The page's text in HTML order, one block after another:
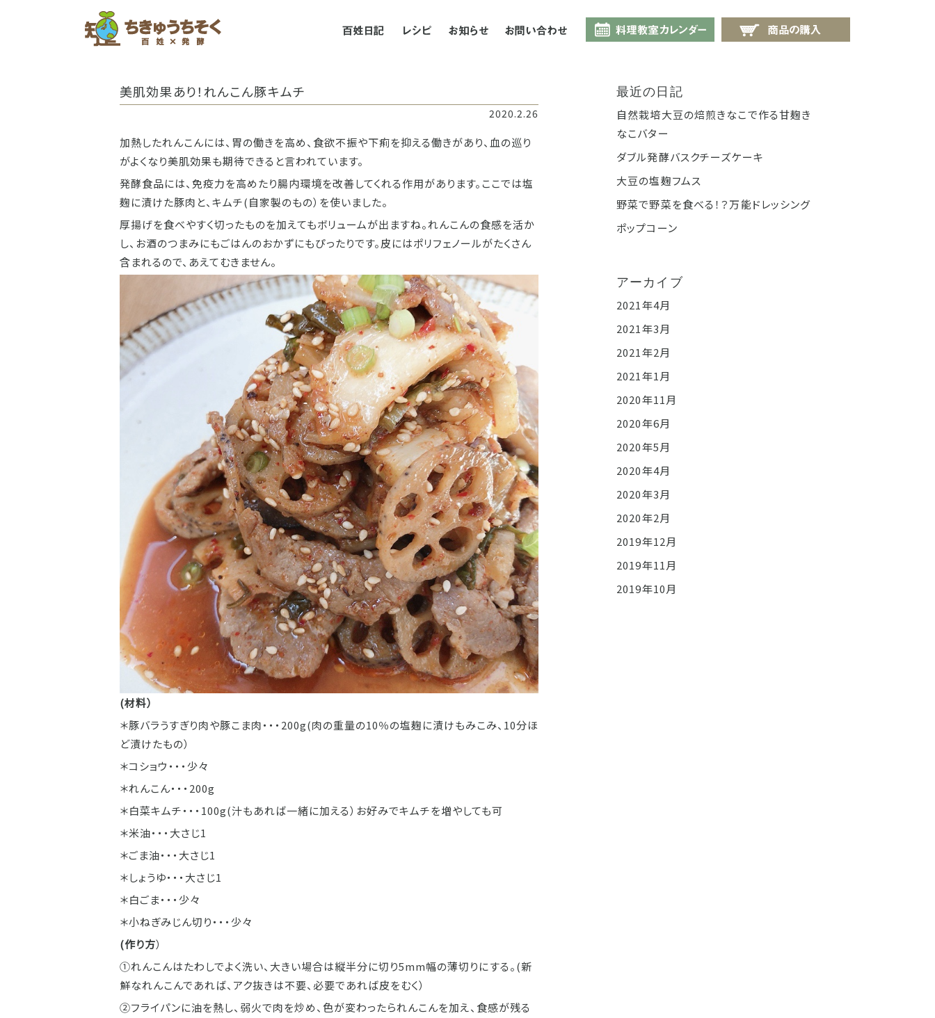
料理教室カレンダー
お問合せ
お知らせ
レシピ
百姓日記
美肌効果あり！れんこん豚キムチ
2020.2.26
加熱したれんこんには、胃の働きを高め、食欲不振や下痢を抑える働きがあり、血の巡り
がよくなり美肌効果も期待できると言われています。
発酵食品には、免疫力を高めたり腸内環境を改善してくれる作用があります。ここでは塩
麹に漬けた豚肉と、キムチ(自家製のもの）を使いました。
厚揚げを食べやすく切ったものを加えてもボリュームが出ますね。れんこんの食感を活か
し、お酒のつまみにもごはんのおかずにもぴったりです。皮にはポリフェノールがたくさん
含まれるので、あえてむきません。
(材料）
＊豚バラうすぎり肉や豚こま肉・・・200g(肉の重量の10％の塩麹に漬けもみこみ、10分ほ
ど漬けたもの）
＊コショウ・・・少々
＊れんこん・・・200g
＊白菜キムチ・・・100g(汁もあれば一緒に加える）お好みでキムチを増やしても可
＊米油・・・大さじ1
＊ごま油・・・大さじ1
＊しょうゆ・・・大さじ1
＊白ごま・・・少々
＊小ねぎみじん切り・・・少々
(作り方）
①れんこんはたわしでよく洗い、大きい場合は縦半分に切り5mm幅の薄切りにする。(新
鮮なれんこんであれば、アク抜きは不要、必要であれば皮をむく）
②フライパンに油を熱し、弱火で肉を炒め、色が変わったられんこんを加え、食感が残る
最近の日記
自然栽培大豆の焙煎きなこで作る甘麹き
なこバター
ダブル発酵バスクチーズケーキ
大豆の塩麹フムス
野菜で野菜を食べる！？万能ドレッシング
ポップコーン
アーカイブ
2021年4月
2021年3月
2021年2月
2021年1月
2020年11月
2020年6月
2020年5月
2020年4月
2020年3月
2020年2月
2019年12月
2019年11月
2019年10月